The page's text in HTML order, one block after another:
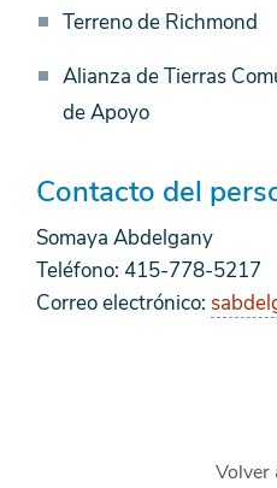
Terreno de Richmond
Alianza de Tierras
de Apoyo
Contacto del
Somaya Abdelgany
Teléfono: 415-778-5217
Correo electrónico:
Volver